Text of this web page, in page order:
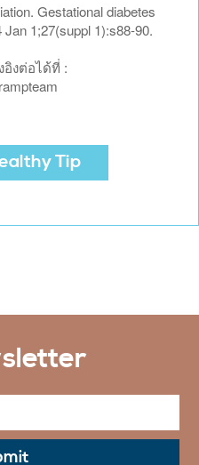
Gestational diabetes
1;27(suppl 1):s88-90.
งต่อได้ที่ :
Tip